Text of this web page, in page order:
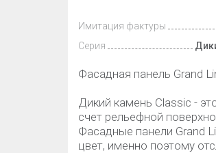
Имитация фактуры
Серия
Фасадная панель Grand
Дикий камень Classic -
счет рельефной
Фасадные панели Grand
цвет, именно поэтому